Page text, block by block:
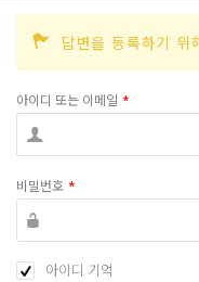
답변을 등록하기 위
아이디 또는 이메일 *
비밀번호 *
아이디 기억